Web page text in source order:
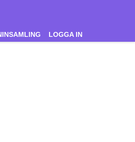
LOGGA IN